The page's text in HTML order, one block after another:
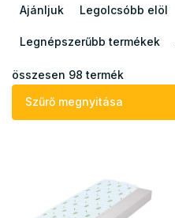
e
m
k
Ajánljuk Legolcsóbb elöl
Legnépszerűbb termékek
összesen 98 termék
Szűrő megnyitása